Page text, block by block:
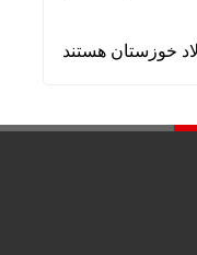
خوزستان هستند